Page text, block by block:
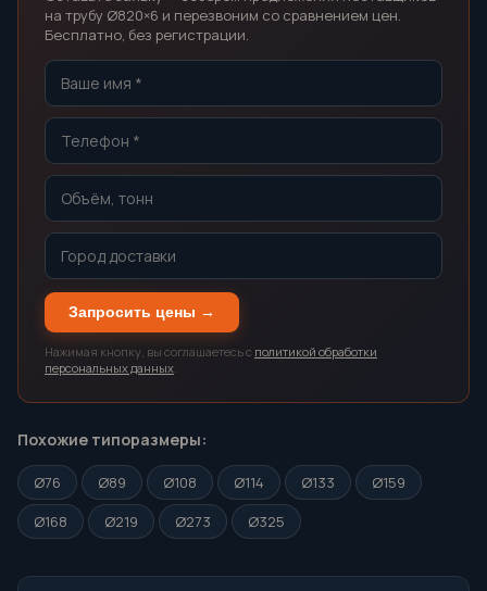
на трубу Ø820×6 и перезвоним со сравнением цен.
Бесплатно, без регистрации.
Запросить цены →
Нажимая кнопку, вы соглашаетесь с политикой обработки
персональных данных.
Похожие типоразмеры:
Ø76 Ø89 Ø108 Ø114 Ø133
Ø159
Ø168
Ø219 Ø273 Ø325